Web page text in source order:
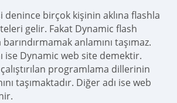
denince birçok kişinin aklına flashla
gelir. Fakat Dynamic flash
anlamını taşımaz.
ise Dynamic web site demektir.
programlama dillerinin
taşımaktadır. Diğer adı ise web